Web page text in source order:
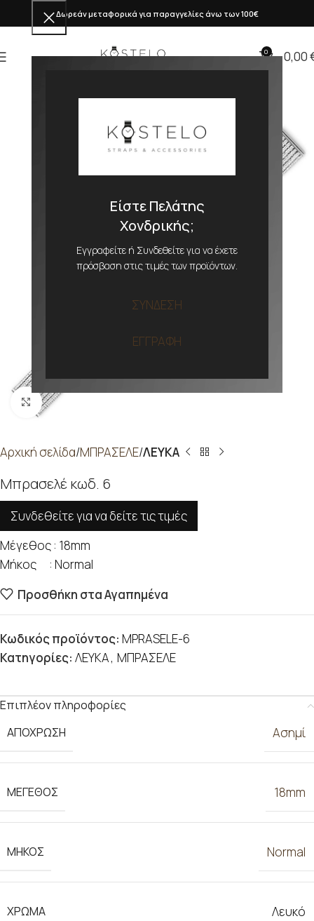
Είστε Πελάτης
Χονδρικής;
Εγγραφείτε ή Συνδεθείτε για να έχετε
πρόσβαση στις τιμές των προϊόντων.
ΣΥΝΔΕΣΗ
ΕΓΓΡΑΦΗ
Δωρεάν μεταφορικά για παραγγελίες άνω των 100€
0 0,00
Προβολή
Αρχική σελίδα ΜΠΡΑΣΕΛΕ ΛΕΥΚΑ
Μπρασελέ κωδ. 6
Συνδεθείτε για να δείτε τις τιμές
Μέγεθος : 18mm
Μήκος : Normal
Προσθήκη στα Αγαπημένα
Κωδικός προϊόντος: MPRASELE-6
Κατηγορίες: ΛΕΥΚΑ, ΜΠΡΑΣΕΛΕ
Επιπλέον πληροφορίες
ΑΠΟΧΡΩΣΗ
Ασημί
ΜΕΓΕΘΟΣ 18mm
ΜΗΚΟΣ Normal
ΧΡΩΜΑ Λευκό